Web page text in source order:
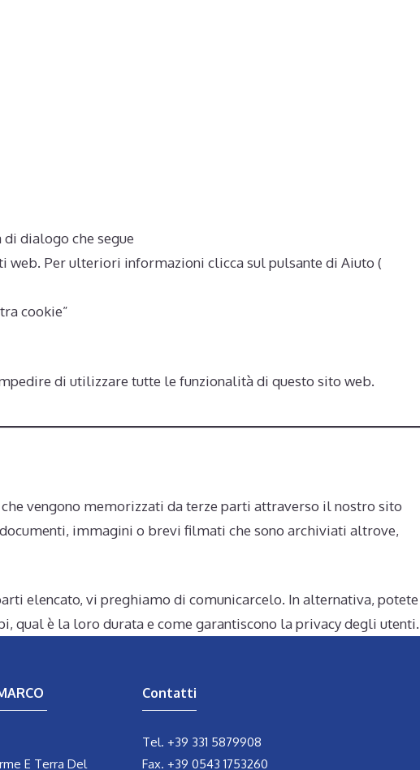
dialogo che segue
web. Per ulteriori informazioni clicca sul pulsante di Aiuto (
cookie”
di utilizzare tutte le funzionalità di questo sito web.
vengono memorizzati da terze parti attraverso il nostro sito
immagini o brevi filmati che sono archiviati altrove,
elencato, vi preghiamo di comunicarcelo. In alternativa, potete
qual è la loro durata e come garantiscono la privacy degli utenti.
E Terra Del
Contatti
Tel. +39 331 5879908
Fax. +39 0543 1753260